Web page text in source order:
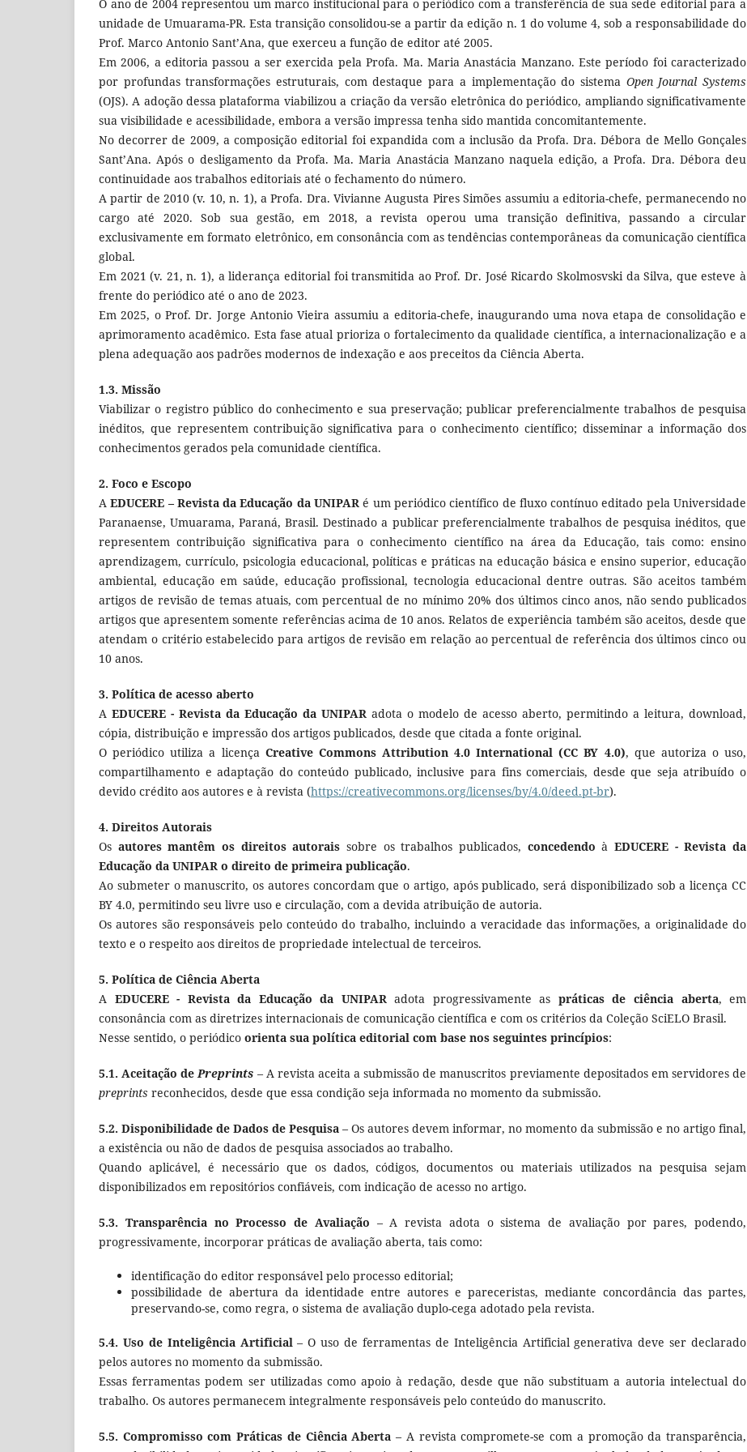
O ano de 2004 representou um marco institucional para o periódico com a transferência de sua sede editorial para a
unidade de Umuarama-PR. Esta transição consolidou-se a partir da edição n. 1 do volume 4, sob a responsabilidade do
Prof. Marco Antonio Sant’Ana, que exerceu a função de editor até 2005.
Em 2006, a editoria passou a ser exercida pela Profa. Ma. Maria Anastácia Manzano. Este período foi caracterizado
por profundas transformações estruturais, com destaque para a implementação do sistema Open Journal Systems
(OJS). A adoção dessa plataforma viabilizou a criação da versão eletrônica do periódico, ampliando significativamente
sua visibilidade e acessibilidade, embora a versão impressa tenha sido mantida concomitantemente.
No decorrer de 2009, a composição editorial foi expandida com a inclusão da Profa. Dra. Débora de Mello Gonçales
Sant’Ana. Após o desligamento da Profa. Ma. Maria Anastácia Manzano naquela edição, a Profa. Dra. Débora deu
continuidade aos trabalhos editoriais até o fechamento do número.
A partir de 2010 (v. 10, n. 1), a Profa. Dra. Vivianne Augusta Pires Simões assumiu a editoria-chefe, permanecendo no
cargo até 2020. Sob sua gestão, em 2018, a revista operou uma transição definitiva, passando a circular
exclusivamente em formato eletrônico, em consonância com as tendências contemporâneas da comunicação científica
global.
Em 2021 (v. 21, n. 1), a liderança editorial foi transmitida ao Prof. Dr. José Ricardo Skolmosvski da Silva, que esteve à
frente do periódico até o ano de 2023.
Em 2025, o Prof. Dr. Jorge Antonio Vieira assumiu a editoria-chefe, inaugurando uma nova etapa de consolidação e
aprimoramento acadêmico. Esta fase atual prioriza o fortalecimento da qualidade científica, a internacionalização e a
plena adequação aos padrões modernos de indexação e aos preceitos da Ciência Aberta.
1.3. Missão
Viabilizar o registro público do conhecimento e sua preservação; publicar preferencialmente trabalhos de pesquisa
inéditos, que representem contribuição significativa para o conhecimento científico; disseminar a informação dos
conhecimentos gerados pela comunidade científica.
2. Foco e Escopo
AEDUCERE – Revista da Educação da UNIPAR é um periódico científico de fluxo contínuo editado pela Universidade
Paranaense, Umuarama, Paraná, Brasil. Destinado a publicar preferencialmente trabalhos de pesquisa inéditos, que
representem contribuição significativa para o conhecimento científico na área da Educação, tais como: ensino
aprendizagem, currículo, psicologia educacional, políticas e práticas na educação básica e ensino superior, educação
ambiental, educação em saúde, educação profissional, tecnologia educacional dentre outras. São aceitos também
artigos de revisão de temas atuais, com percentual de no mínimo 20% dos últimos cinco anos, não sendo publicados
artigos que apresentem somente referências acima de 10 anos. Relatos de experiência também são aceitos, desde que
atendam o critério estabelecido para artigos de revisão em relação ao percentual de referência dos últimos cinco ou
10 anos.
3. Política de acesso aberto
A EDUCERE - Revista da Educação da UNIPAR adota o modelo de acesso aberto, permitindo a leitura, download,
cópia, distribuição e impressão dos artigos publicados, desde que citada a fonte original.
O periódico utiliza a licença Creative Commons Attribution 4.0 International (CC BY 4.0), que autoriza o uso,
compartilhamento e adaptação do conteúdo publicado, inclusive para fins comerciais, desde que seja atribuído o
devido crédito aos autores e à revista (https://creativecommons.org/licenses/by/4.0/deed.pt-br).
4. Direitos Autorais
Os autores mantêm os direitos autorais sobre os trabalhos publicados, concedendo àEDUCERE -Revista da
Educação da UNIPAR o direito de primeira publicação.
Ao submeter o manuscrito, os autores concordam que o artigo, após publicado, será disponibilizado sob a licença CC
BY 4.0, permitindo seu livre uso e circulação, com a devida atribuição de autoria.
Os autores são responsáveis pelo conteúdo do trabalho, incluindo a veracidade das informações, a originalidade do
texto e o respeito aos direitos de propriedade intelectual de terceiros.
5. Política de Ciência Aberta
A EDUCERE- Revista da Educação da UNIPARadota progressivamente as práticas de ciência aberta, em
consonância com as diretrizes internacionais de comunicação científica e com os critérios da Coleção SciELO Brasil.
Nesse sentido, o periódico orienta sua política editorial com base nos seguintes princípios:
5.1. Aceitação dePreprints – A revista aceita a submissão de manuscritos previamente depositados em servidores de
preprints reconhecidos, desde que essa condição seja informada no momento da submissão.
5.2. Disponibilidade de Dados de Pesquisa – Os autores devem informar, no momento da submissão e no artigo final,
a existência ou não de dados de pesquisa associados ao trabalho.
Quando aplicável, é necessário que os dados, códigos, documentos ou materiais utilizados na pesquisa sejam
disponibilizados em repositórios confiáveis, com indicação de acesso no artigo.
5.3. Transparência no Processo de Avaliação – A revista adota o sistema de avaliação por pares, podendo,
progressivamente, incorporar práticas de avaliação aberta, tais como:
identificação do editor responsável pelo processo editorial;
possibilidade de abertura da identidade entre autores e pareceristas, mediante concordância das partes,
preservando-se, como regra, o sistema de avaliação duplo-cega adotado pela revista.
5.4. Uso de Inteligência Artificial– O uso de ferramentas de Inteligência Artificial generativa deve ser declarado
pelos autores no momento da submissão.
Essas ferramentas podem ser utilizadas como apoio à redação, desde que não substituam a autoria intelectual do
trabalho. Os autores permanecem integralmente responsáveis pelo conteúdo do manuscrito.
5.5. Compromisso com Práticas de Ciência Aberta – A revista compromete-se com a promoção da transparência,